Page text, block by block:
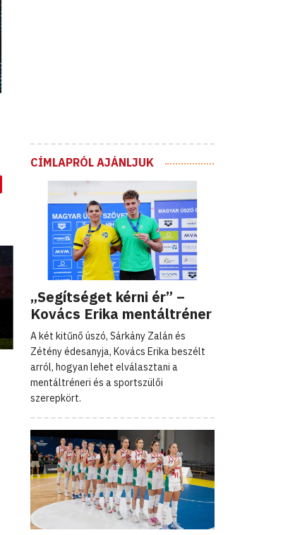
CÍMLAPRÓL AJÁNLJUK
„Segítséget kérni ér” –
Kovács Erika mentáltréner
A két kitűnő úszó, Sárkány Zalán és
Zétény édesanyja, Kovács Erika beszélt
arról, hogyan lehet elválasztani a
mentáltréneri és a sportszülői
szerepkört.